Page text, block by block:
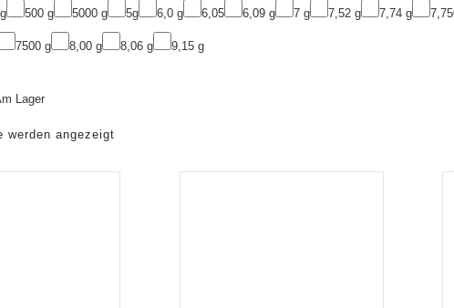
500 g 5000 g 5g 6,0 g 6,05 6,09 g 7 g 7,52 g 7,74 g
7500 g 8,00 g 8,06 g
9,15 g
Lager
werden angezeigt